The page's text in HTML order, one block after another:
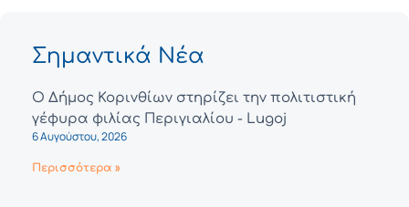
Σημαντικά Νέα
Ο Δήμος Κορινθίων στηρίζει την πολιτιστική
γέφυρα φιλίας Περιγιαλίου - Lugoj
6 Αυγούστου, 2026
Περισσότερα »